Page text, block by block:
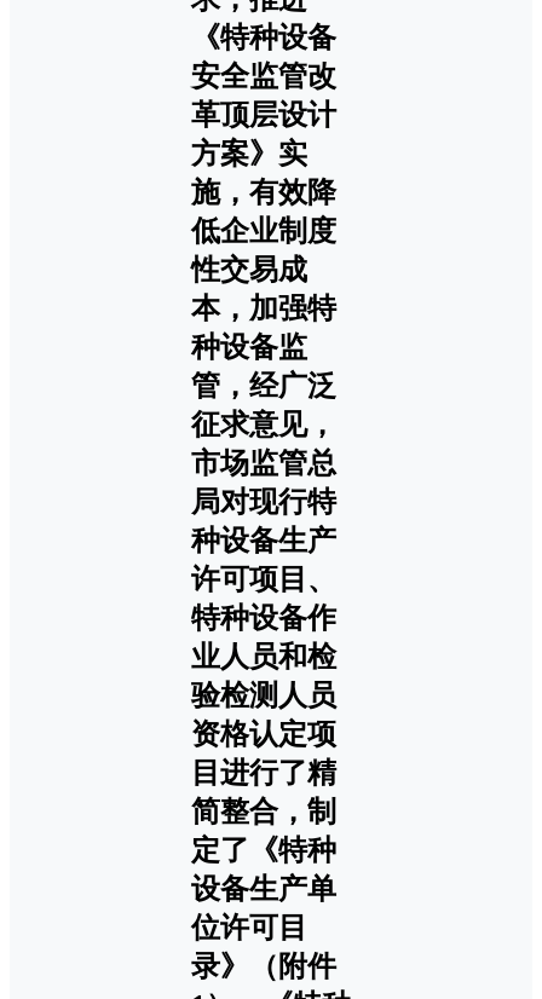
《特种设备
安全监管改
革顶层设计
方案》实
施，有效降
低企业制度
性交易成
本，加强特
种设备监
管，经广泛
征求意见，
市场监管总
局对现行特
种设备生产
许可项目、
特种设备作
业人员和检
验检测人员
资格认定项
目进行了精
简整合，制
定了《特种
设备生产单
位许可目
录》（附件